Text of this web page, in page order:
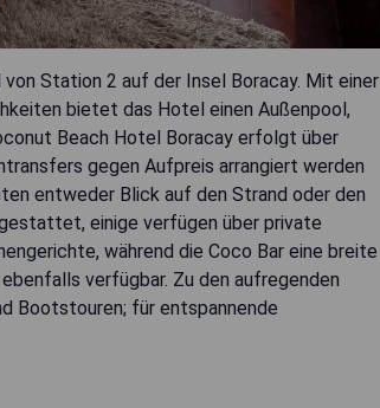
Station 2 auf der Insel Boracay. Mit einer
bietet das Hotel einen Außenpool,
Beach Hotel Boracay erfolgt über
gegen Aufpreis arrangiert werden
entweder Blick auf den Strand oder den
einige verfügen über private
während die Coco Bar eine breite
verfügbar. Zu den aufregenden
Bootstouren; für entspannende